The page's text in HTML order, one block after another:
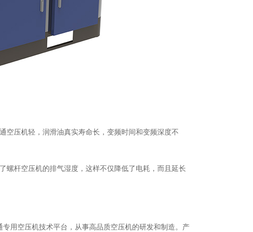
空压机轻，润滑油真实寿命长，变频时间和变频深度不
螺杆空压机的排气湿度，这样不仅降低了电耗，而且延长
用空压机技术平台，从事高品质空压机的研发和制造。产